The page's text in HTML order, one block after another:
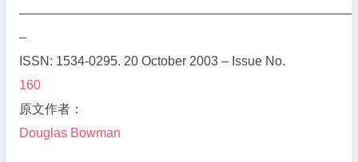
——————————————————————————
–
ISSN: 1534-0295. 20 October 2003 – Issue No.
160
原文作者：
Douglas Bowman